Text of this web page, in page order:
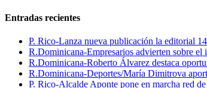
Entradas recientes
P. Rico-Lanza nueva publicación la editorial
R.Dominicana-Empresarios advierten sobre el
R.Dominicana-Roberto Álvarez destaca
R.Dominicana-Deportes/María Dimitrova
P. Rico-Alcalde Aponte pone en marcha red